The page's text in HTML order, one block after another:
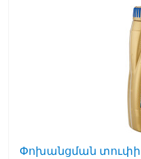
Փոխանցման տուփի